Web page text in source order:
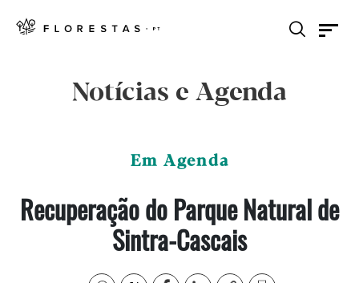
Notícias e Agenda
Em Agenda
Recuperação do Parque Natural de
Sintra-Cascais